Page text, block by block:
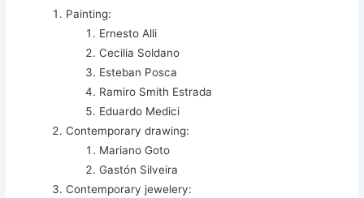
Painting:
Ernesto Alli
Cecilia Soldano
Esteban Posca
Ramiro Smith Estrada
Eduardo Medici
Contemporary drawing:
Mariano Goto
Gastón Silveira
Contemporary jewelery: